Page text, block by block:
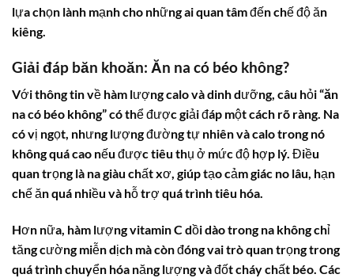
lựa chọn lành mạnh cho những ai quan tâm đến chế độ ăn
kiêng.
Giải đáp băn khoăn: Ăn na có béo không?
Với thông tin về hàm lượng calo và dinh dưỡng, câu hỏi “ăn
na có béo không” có thể được giải đáp một cách rõ ràng. Na
có vị ngọt, nhưng lượng đường tự nhiên và calo trong nó
không quá cao nếu được tiêu thụ ở mức độ hợp lý. Điều
quan trọng là na giàu chất xơ, giúp tạo cảm giác no lâu, hạn
chế ăn quá nhiều và hỗ trợ quá trình tiêu hóa.
Hơn nữa, hàm lượng vitamin C dồi dào trong na không chỉ
tăng cường miễn dịch mà còn đóng vai trò quan trọng trong
quá trình chuyển hóa năng lượng và đốt cháy chất béo. Các